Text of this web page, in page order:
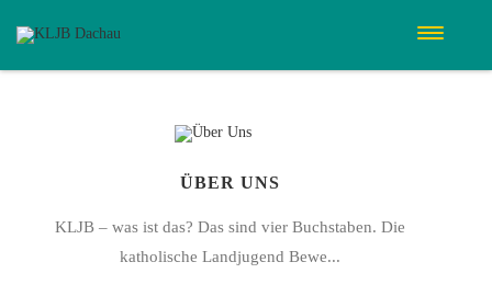
ÜBER UNS
KLJB – was ist das? Das sind vier Buchstaben. Die
katholische Landjugend Bewe...